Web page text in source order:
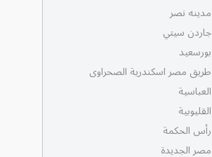
مدينه نصر
جاردن سيتي
بورسعيد
طريق مصر اسكندرية الصحراوى
العباسية
القليوبية
رأس الحكمة
مصر الجديدة